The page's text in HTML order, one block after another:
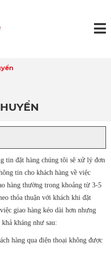
tin đặt hàng chúng tôi sẽ xử lý đơn
tin cho khách hàng về việc
hàng thường trong khoảng từ 3-5
thỏa thuận với khách khi đặt
giao hàng kéo dài hơn nhưng
kháng như sau:
hàng qua điện thoại không được